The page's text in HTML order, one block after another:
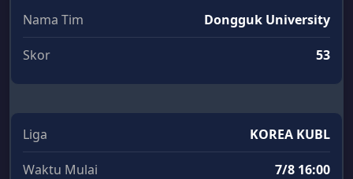
Nama Tim Dongguk University
Skor 53
Liga KOREA KUBL
Waktu Mulai 7/8 16:00